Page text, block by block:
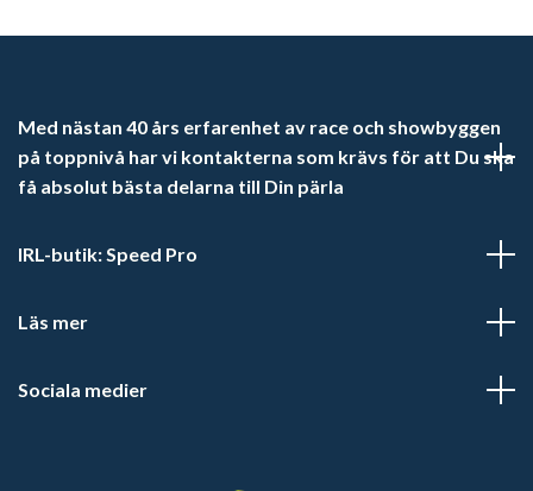
Med nästan 40 års erfarenhet av race och showbyggen
på toppnivå har vi kontakterna som krävs för att Du ska
få absolut bästa delarna till Din pärla
IRL-butik: Speed Pro
Läs mer
Sociala medier